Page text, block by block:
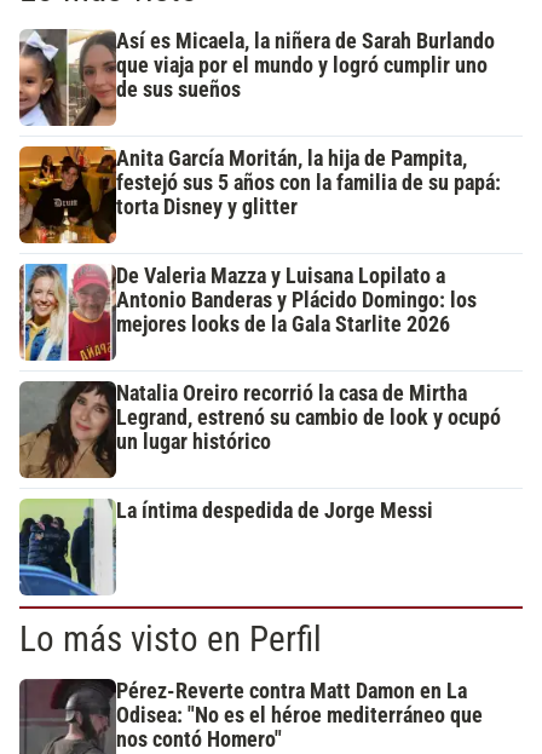
Así es Micaela, la niñera de Sarah Burlando
que viaja por el mundo y logró cumplir uno
de sus sueños
Anita García Moritán, la hija de Pampita,
festejó sus 5 años con la familia de su papá:
torta Disney y glitter
De Valeria Mazza y Luisana Lopilato a
Antonio Banderas y Plácido Domingo: los
mejores looks de la Gala Starlite 2026
Natalia Oreiro recorrió la casa de Mirtha
Legrand, estrenó su cambio de look y ocupó
un lugar histórico
La íntima despedida de Jorge Messi
Lo más visto en Perfil
Pérez-Reverte contra Matt Damon en La
Odisea: "No es el héroe mediterráneo que
nos contó Homero"